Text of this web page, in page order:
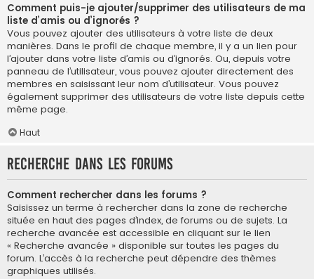
Comment puis-je ajouter/supprimer des utilisateurs de ma
liste d’amis ou d’ignorés ?
Vous pouvez ajouter des utilisateurs à votre liste de deux
manières. Dans le profil de chaque membre, il y a un lien pour
l’ajouter dans votre liste d’amis ou d’ignorés. Ou, depuis votre
panneau de l’utilisateur, vous pouvez ajouter directement des
membres en saisissant leur nom d’utilisateur. Vous pouvez
également supprimer des utilisateurs de votre liste depuis cette
même page.
Haut
Recherche dans les forums
Comment rechercher dans les forums ?
Saisissez un terme à rechercher dans la zone de recherche
située en haut des pages d’index, de forums ou de sujets. La
recherche avancée est accessible en cliquant sur le lien
« Recherche avancée » disponible sur toutes les pages du
forum. L’accès à la recherche peut dépendre des thèmes
graphiques utilisés.